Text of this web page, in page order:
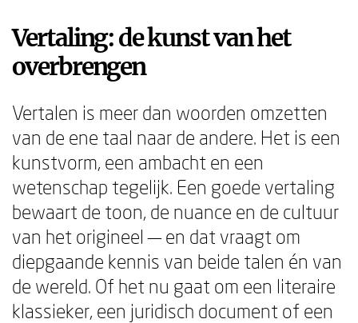
Vertaling: de kunst van het
overbrengen
Vertalen is meer dan woorden omzetten
van de ene taal naar de andere. Het is een
kunstvorm, een ambacht en een
wetenschap tegelijk. Een goede vertaling
bewaart de toon, de nuance en de cultuur
van het origineel — en dat vraagt om
diepgaande kennis van beide talen én van
de wereld. Of het nu gaat om een literaire
klassieker, een juridisch document of een